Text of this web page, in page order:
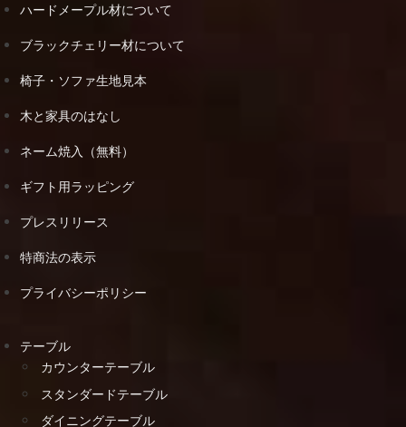
ハードメープル材について
ブラックチェリー材について
椅子・ソファ生地見本
木と家具のはなし
ネーム焼入（無料）
ギフト用ラッピング
プレスリリース
特商法の表示
プライバシーポリシー
テーブル
カウンターテーブル
スタンダードテーブル
ダイニングテーブル